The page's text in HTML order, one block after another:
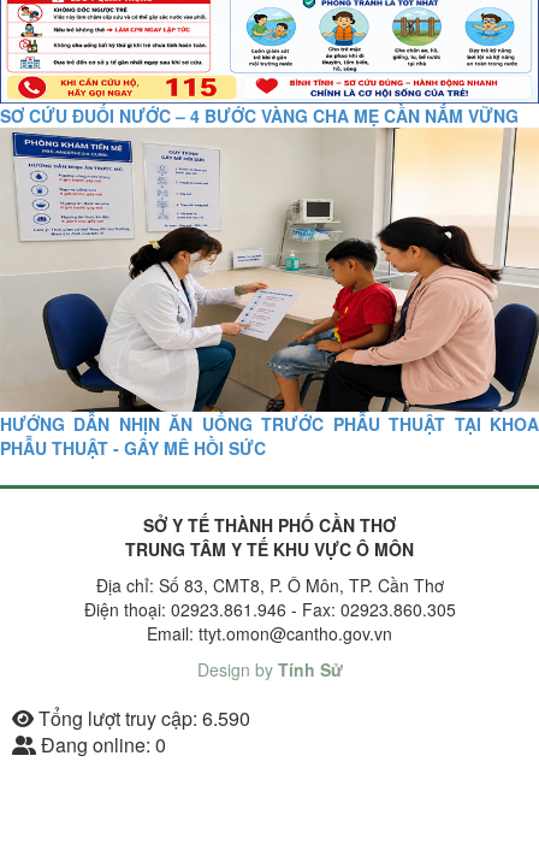
SƠ CỨU ĐUỐI NƯỚC – 4 BƯỚC VÀNG CHA MẸ CẦN NẮM VỮNG
HƯỚNG DẪN NHỊN ĂN UỐNG TRƯỚC PHẪU THUẬT TẠI KHOA
PHẪU THUẬT - GÂY MÊ HỒI SỨC
SỞ Y TẾ THÀNH PHỐ CẦN THƠ
TRUNG TÂM Y TẾ KHU VỰC Ô MÔN
Địa chỉ: Số 83, CMT8, P. Ô Môn, TP. Cần Thơ
Điện thoại: 02923.861.946 - Fax: 02923.860.305
Email: ttyt.omon@cantho.gov.vn
Design by Tính Sử
Tổng lượt truy cập: 6.590
Đang online: 0